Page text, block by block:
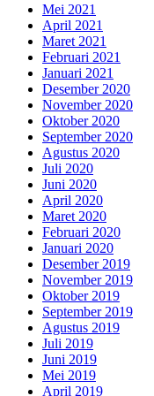
Mei 2021
April 2021
Maret 2021
Februari 2021
Januari 2021
Desember 2020
November 2020
Oktober 2020
September 2020
Agustus 2020
Juli 2020
Juni 2020
April 2020
Maret 2020
Februari 2020
Januari 2020
Desember 2019
November 2019
Oktober 2019
September 2019
Agustus 2019
Juli 2019
Juni 2019
Mei 2019
April 2019